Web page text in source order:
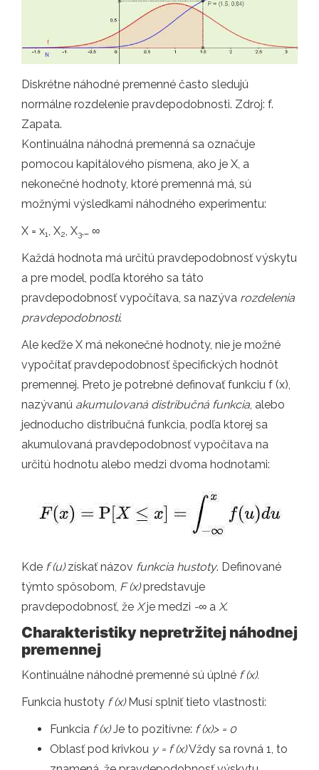
Diskrétne náhodné premenné často sledujú
normálne rozdelenie pravdepodobnosti. Zdroj: f.
Zapata.
Kontinuálna náhodná premenná sa označuje
pomocou kapitálového písmena, ako je X, a
nekonečné hodnoty, ktoré premenná má, sú
možnými výsledkami náhodného experimentu:
X = x1 , X2 , X3 ,… ∞
Každá hodnota má určitú pravdepodobnosť výskytu
a pre model, podľa ktorého sa táto
pravdepodobnosť vypočítava, sa nazýva rozdelenia
pravdepodobnosti.
Ale keďže X má nekonečné hodnoty, nie je možné
vypočítať pravdepodobnosť špecifických hodnôt
premennej. Preto je potrebné definovať funkciu f (x),
nazývanú akumulovaná distribučná funkcia , alebo
jednoducho distribučná funkcia, podľa ktorej sa
akumulovaná pravdepodobnosť vypočítava na
určitú hodnotu alebo medzi dvoma hodnotami:
Kde f (u)získať názov funkcia hustoty. Definované
týmto spôsobom, F (x)predstavuje
pravdepodobnosť, že Xje medzi -∞ a X.
Charakteristiky nepretržitej náhodnej
premennej
Kontinuálne náhodné premenné sú úplné f (x).
Funkcia hustoty f (x)Musí splniť tieto vlastnosti:
Funkcia f (x)Je to pozitívne: f (x)> = 0
Oblasť pod krivkou y = f (x)Vždy sa rovná 1, to